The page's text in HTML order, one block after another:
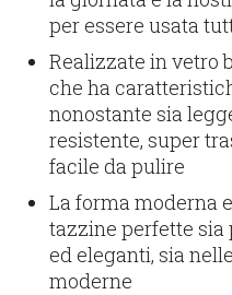
per essere usata
Realizzate in vetro
che ha
nonostante sia
resistente, super
facile da pulire
La forma moderna
tazzine perfette sia
ed eleganti, sia
moderne